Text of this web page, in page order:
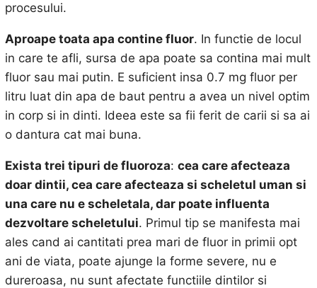
procesului.
Aproape toata apa contine fluor. In functie de locul
in care te afli, sursa de apa poate sa contina mai mult
fluor sau mai putin. E suficient insa 0.7 mg fluor per
litru luat din apa de baut pentru a avea un nivel optim
in corp si in dinti. Ideea este sa fii ferit de carii si sa ai
o dantura cat mai buna.
Exista trei tipuri de fluoroza: cea care afecteaza
doar dintii, cea care afecteaza si scheletul uman si
una care nu e scheletala, dar poate influenta
dezvoltare scheletului. Primul tip se manifesta mai
ales cand ai cantitati prea mari de fluor in primii opt
ani de viata, poate ajunge la forme severe, nu e
dureroasa, nu sunt afectate functiile dintilor si